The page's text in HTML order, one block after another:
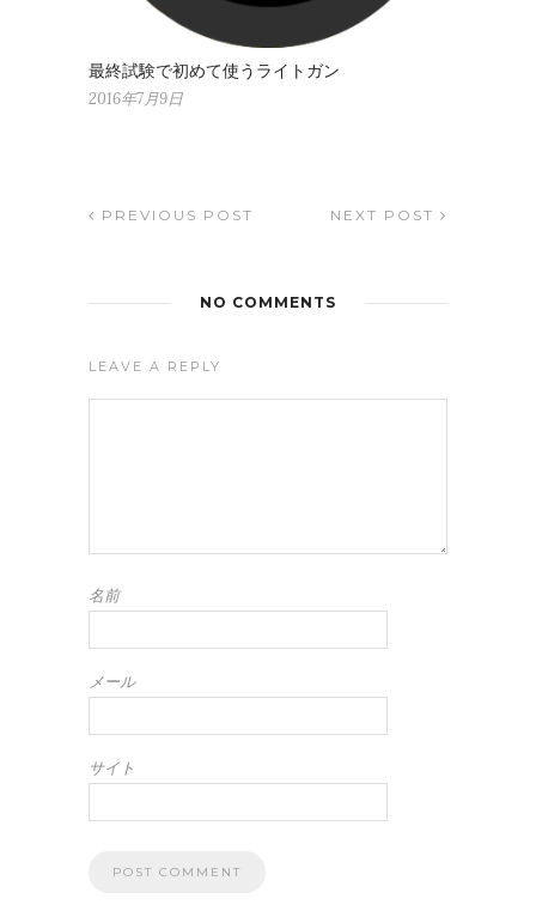
最終試験で初めて使うライトガン
2016年7月9日
PREVIOUS POST NEXT POST
NO COMMENTS
LEAVE A REPLY
名前
メール
サイト